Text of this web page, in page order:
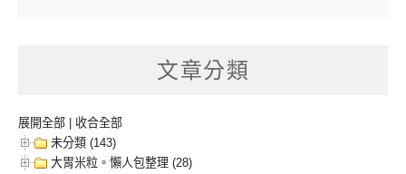
文章分類
展開全部 | 收合全部
未分類 (143)
大胃米粒。懶人包整理 (28)